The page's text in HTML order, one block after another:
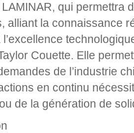
qui permettra
alliant la connaissance
Couette. Elle
de l’industrie
en continu
de la génération de